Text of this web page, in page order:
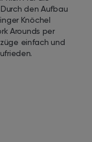
den Aufbau
Knöchel
Arounds per
einfach und